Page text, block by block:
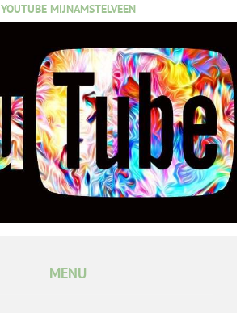
YOUTUBE MIJNAMSTELVEEN
MENU